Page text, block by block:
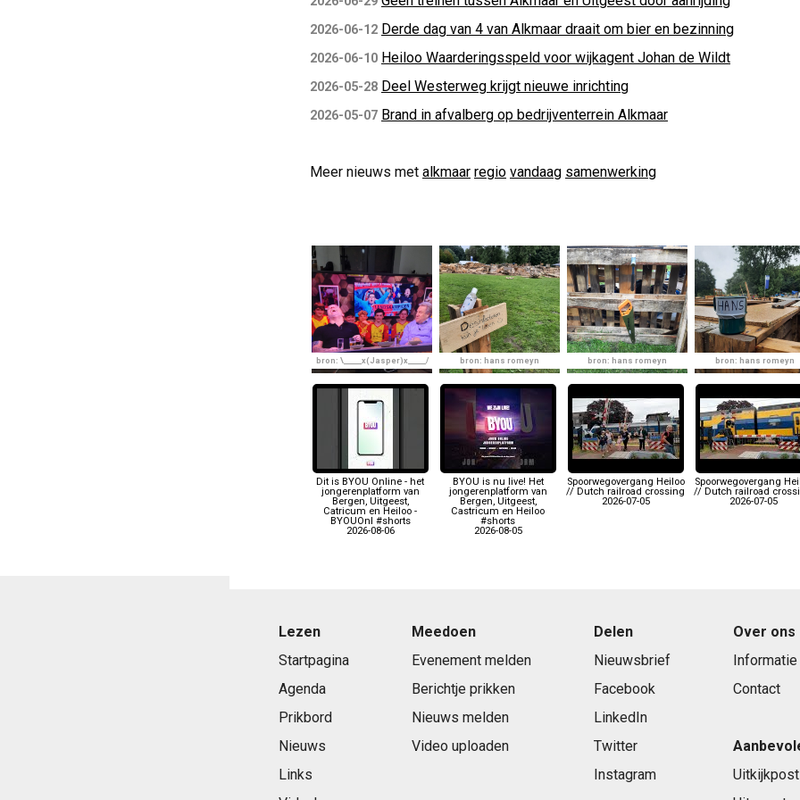
2026-06-12 Derde dag van 4 van Alkmaar draait om bier en bezinning
2026-06-10 Heiloo Waarderingsspeld voor wijkagent Johan de Wildt
2026-05-28 Deel Westerweg krijgt nieuwe inrichting
2026-05-07 Brand in afvalberg op bedrijventerrein Alkmaar
Meer nieuws met alkmaar regio vandaag samenwerking
bron: \_____x(Jasper)x_____/ bron: hans romeyn bron: hans romeyn bron: hans romeyn
Dit is BYOU Online - het
jongerenplatform van
Bergen, Uitgeest,
Catricum en Heiloo -
BYOUOnl #shorts
2026-08-06
BYOU is nu live! Het
jongerenplatform van
Bergen, Uitgeest,
Castricum en Heiloo
#shorts
2026-08-05
Spoorwegovergang Heiloo
// Dutch railroad crossing
2026-07-05
Spoorwegovergang
// Dutch railroad
2026-07-05
Lezen
Startpagina
Agenda
Prikbord
Nieuws
Links
Meedoen
Evenement melden
Berichtje prikken
Nieuws melden
Video uploaden
Delen
Nieuwsbrief
Facebook
LinkedIn
Twitter
Instagram
Over ons
Informatie
Contact
Uitkijkpost